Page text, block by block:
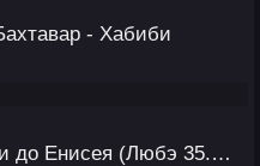
- Хабиби
ХАБИБ - От Волги до Енисея (Любэ 35. Всё Опять Начинается. Трибьют)